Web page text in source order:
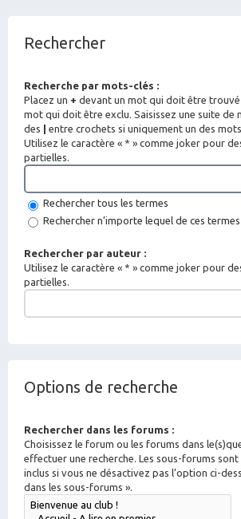
Rechercher
Recherche par mots-clés :
Placez un + devant un mot qui doit être trouvé
mot qui doit être exclu. Saisissez une suite de
des
entre crochets si uniquement un des
Utilisez le caractère « * » comme joker pour
partielles.
Rechercher tous les termes
Rechercher n’importe lequel de ces termes
Rechercher par auteur :
Utilisez le caractère « * » comme joker pour
partielles.
Options de recherche
Rechercher dans les forums :
Choisissez le forum ou les forums dans
effectuer une recherche. Les sous-forums
inclus si vous ne désactivez pas l’option ci-
dans les sous-forums ».